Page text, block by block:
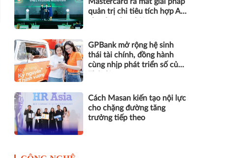
Mastercard ra mắt giải pháp
quản trị chi tiêu tích hợp AI
GPBank mở rộng hệ sinh
thái tài chính, đồng hành
cùng nhịp phát triển số của
Cách Masan kiến tạo nội lực
cho chặng đường tăng
trưởng tiếp theo